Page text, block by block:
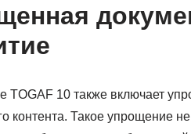
TOGAF 10 также включает
контента. Такое упрощение